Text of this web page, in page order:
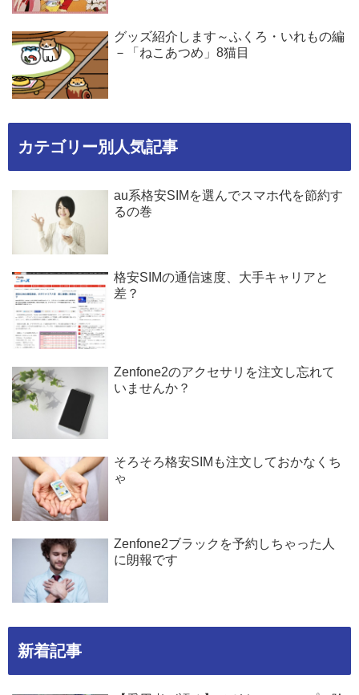
グッズ紹介します～ふくろ・いれもの編
－「ねこあつめ」8猫目
カテゴリー別人気記事
au系格安SIMを選んでスマホ代を節約す
るの巻
格安SIMの通信速度、大手キャリアと
差？
Zenfone2のアクセサリを注文し忘れて
いませんか？
そろそろ格安SIMも注文しておかなくち
ゃ
Zenfone2ブラックを予約しちゃった人
に朗報です
新着記事